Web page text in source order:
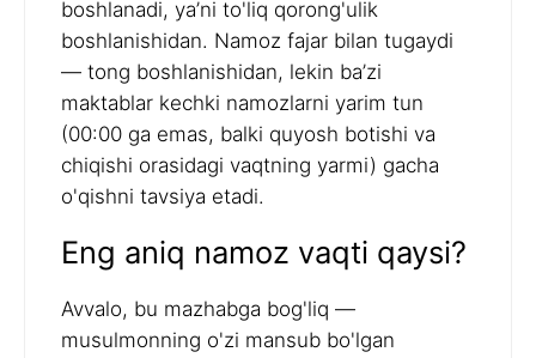
boshlanadi, ya’ni to'liq qorong'ulik
boshlanishidan. Namoz fajar bilan tugaydi
— tong boshlanishidan, lekin ba’zi
maktablar kechki namozlarni yarim tun
(00:00 ga emas, balki quyosh botishi va
chiqishi orasidagi vaqtning yarmi) gacha
o'qishni tavsiya etadi.
Eng aniq namoz vaqti qaysi?
Avvalo, bu mazhabga bog'liq —
musulmonning o'zi mansub bo'lgan